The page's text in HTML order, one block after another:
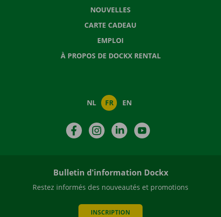
NOUVELLES
CARTE CADEAU
EMPLOI
À PROPOS DE DOCKX RENTAL
NL FR EN
FacebookInstagramLinkedIn
Bulletin d'information Dockx
Restez informés des nouveautés et promotions
INSCRIPTION